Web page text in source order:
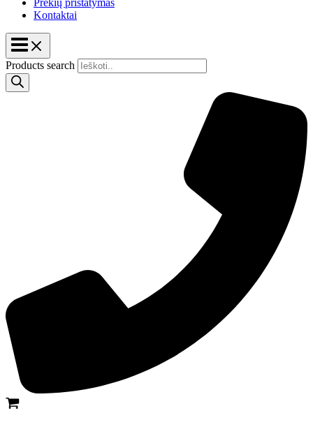
Kontaktai
Products search